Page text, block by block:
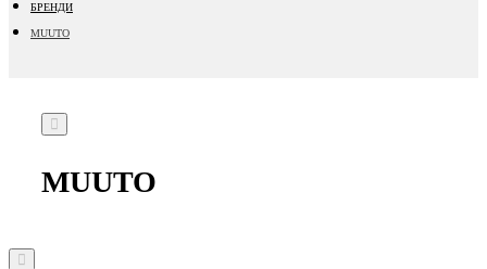
БРЕНДИ
MUUTO
MUUTO